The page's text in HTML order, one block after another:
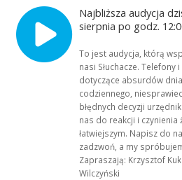
Najbliższa audycja
sierpnia po godz.
To jest audycja, którą
nasi Słuchacze. Telefony
dotyczące absurdów dnia
codziennego,
błędnych decyzji
nas do reakcji i czynienia
łatwiejszym. Napisz do
zadzwoń, a my
Zapraszają: Krzysztof
Wilczyński